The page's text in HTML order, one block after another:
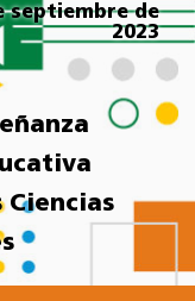
septiembre de
2023
Ciencias